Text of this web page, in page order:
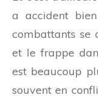
a accident
combattants se
et le frappe
est beaucoup
souvent en